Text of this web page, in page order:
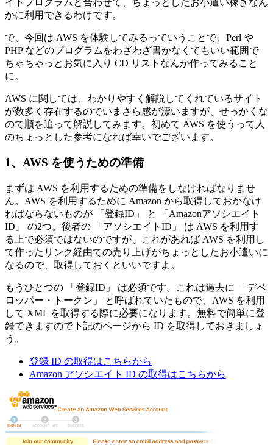
かに利用できるわけです。
で、今回は AWS を体験してみるっていうことで、Perl や
PHP などのプログラムをわざわざ書かなくてもいい範囲で
ちゃちゃっとお気に入り CD リストなんか作ってみること
に。
AWS に関しては、わかりやすく解説してくれているサイト
が数多く存在するのでいまさら感が漂いますが、せっかくな
ので順を追って解説してみます。初めて AWS を使うって人
のちょっとした参考になれば幸いでございます。
1、AWS を使うための準備
まずは AWS を利用するための準備をしなければなりませ
ん。AWS を利用するために Amazon から取得しておかなけ
ればならないものが 「登録ID」 と 「Amazonアソシエイト
ID」 の2つ。後者の 「アソシエイトID」 は AWS を利用す
る上で必須ではないのですが、これがあれば AWS を利用し
て作ったリンク経由での売り上げがちょっとしたお小遣いに
なるので、取得しておくといいですよ。
もうひとつの 「登録ID」 は必須です。これは過去に 「デベ
ロッパー・トークン」 と呼ばれていたもので、AWS を利用
して XML を取得する際に必要になります。無料で簡単に登
録できますので下記のページから ID を取得しておきましょ
う。
登録 ID の取得はこちらから
Amazon アソシエイト ID の取得はこちらから